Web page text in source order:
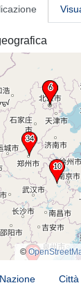
©
Nazione Città